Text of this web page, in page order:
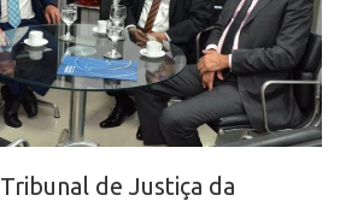
de Justiça da